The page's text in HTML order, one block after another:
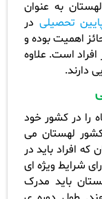
به عنوان
تحصیلی در
اهمیت بوده و
است. علاوه
دارند.
را در کشور خود
کشور لهستان می
افراد باید در
شرایط ویژه ای
باید مدرک